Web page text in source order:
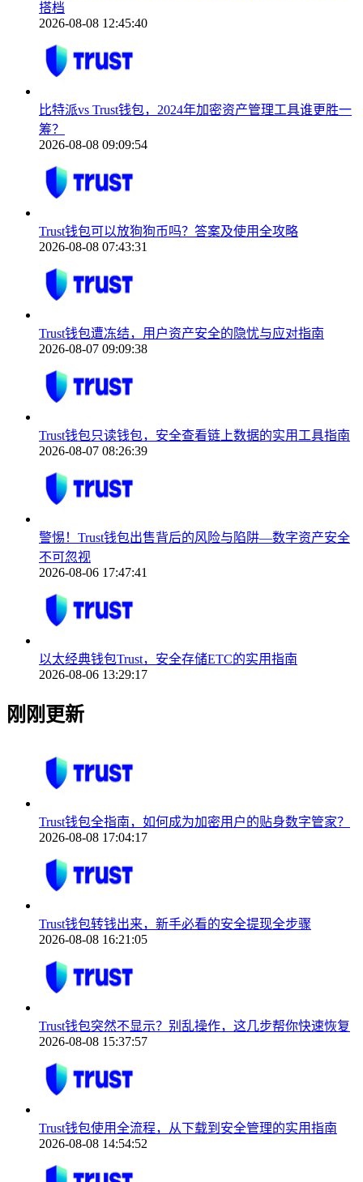
搭档
2026-08-08 12:45:40
比特派vs Trust钱包，2024年加密资产管理工具谁更胜一
筹？
2026-08-08 09:09:54
Trust钱包可以放狗狗币吗？答案及使用全攻略
2026-08-08 07:43:31
Trust钱包遭冻结，用户资产安全的隐忧与应对指南
2026-08-07 09:09:38
Trust钱包只读钱包，安全查看链上数据的实用工具指南
2026-08-07 08:26:39
警惕！Trust钱包出售背后的风险与陷阱—数字资产安全
不可忽视
2026-08-06 17:47:41
以太经典钱包Trust，安全存储ETC的实用指南
2026-08-06 13:29:17
刚刚更新
Trust钱包全指南，如何成为加密用户的贴身数字管家？
2026-08-08 17:04:17
Trust钱包转钱出来，新手必看的安全提现全步骤
2026-08-08 16:21:05
Trust钱包突然不显示？别乱操作，这几步帮你快速恢复
2026-08-08 15:37:57
Trust钱包使用全流程，从下载到安全管理的实用指南
2026-08-08 14:54:52